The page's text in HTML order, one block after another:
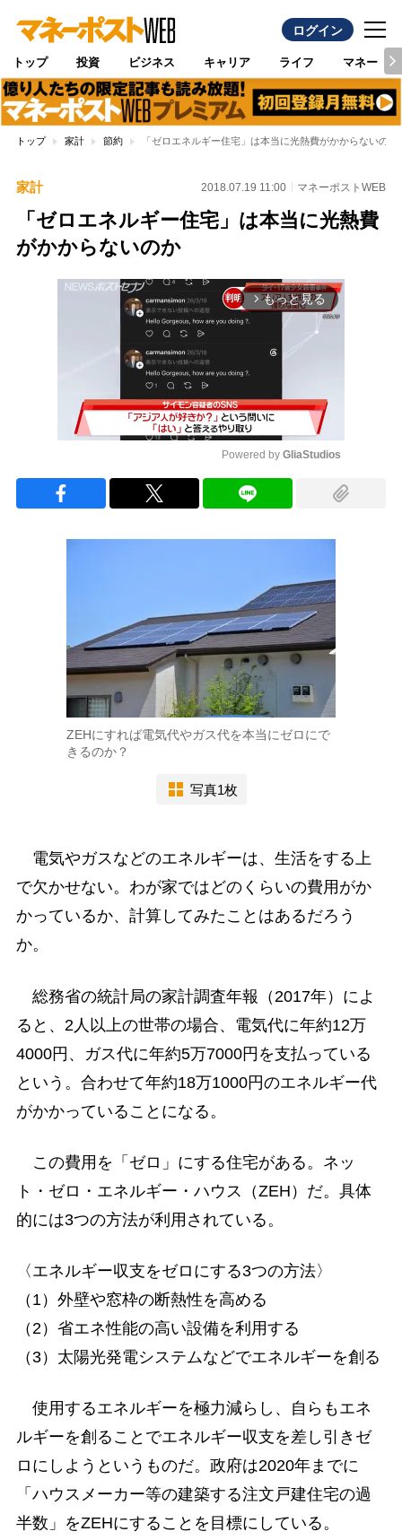
ログイン
トップ 投資 ビジネス キャリア ライフ マネー
トップ 家計 節約 「ゼロエネルギー住宅」は本当に光熱費がかからないのか
家計 2018.07.19 11:00 マネーポストWEB
「ゼロエネルギー住宅」は本当に光熱費
がかからないのか
arrow_forward_ios もっと見る
Powered by GliaStudios
ZEHにすれば電気代やガス代を本当にゼロにで
きるのか？
写真1枚
電気やガスなどのエネルギーは、生活をする上
で欠かせない。わが家ではどのくらいの費用がか
かっているか、計算してみたことはあるだろう
か。
総務省の統計局の家計調査年報（2017年）によ
ると、2人以上の世帯の場合、電気代に年約12万
4000円、ガス代に年約5万7000円を支払っている
という。合わせて年約18万1000円のエネルギー代
がかかっていることになる。
この費用を「ゼロ」にする住宅がある。ネッ
ト・ゼロ・エネルギー・ハウス（ZEH）だ。具体
的には3つの方法が利用されている。
〈エネルギー収支をゼロにする3つの方法〉
（1）外壁や窓枠の断熱性を高める
（2）省エネ性能の高い設備を利用する
（3）太陽光発電システムなどでエネルギーを創る
使用するエネルギーを極力減らし、自らもエネ
ルギーを創ることでエネルギー収支を差し引きゼ
ロにしようというものだ。政府は2020年までに
「ハウスメーカー等の建築する注文戸建住宅の過
半数」をZEHにすることを目標にしている。